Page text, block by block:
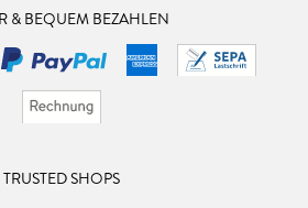
& BEQUEM BEZAHLEN
TRUSTED SHOPS